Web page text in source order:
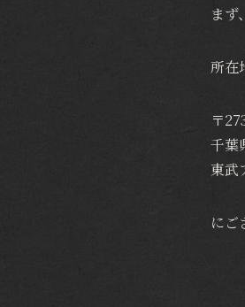
まず
所在
〒
千葉
東武
にご